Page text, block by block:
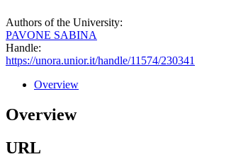
Authors of the University:
PAVONE SABINA
Handle:
https://unora.unior.it/handle/11574/230341
Overview
Overview
URL